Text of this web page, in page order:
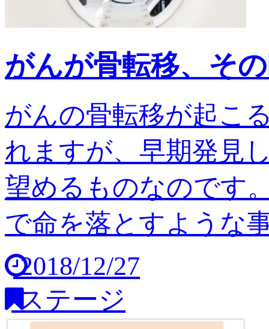
がんが骨転移、そ
がんの骨転移が起こ
れますが、早期発見
望めるものなのです
で命を落とすような
2018/12/27
ステージ